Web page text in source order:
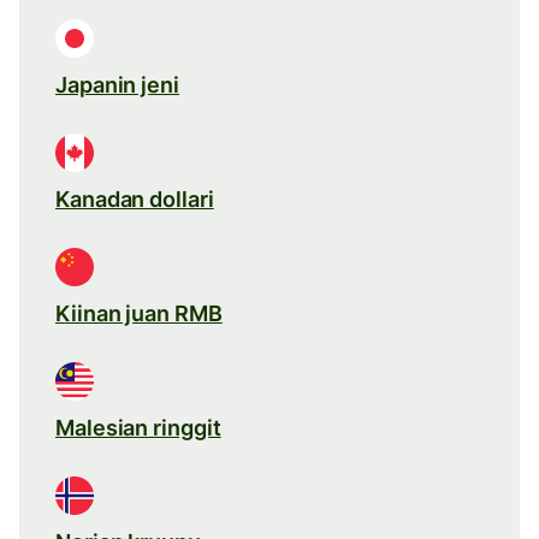
Japanin jeni
Kanadan dollari
Kiinan juan RMB
Malesian ringgit